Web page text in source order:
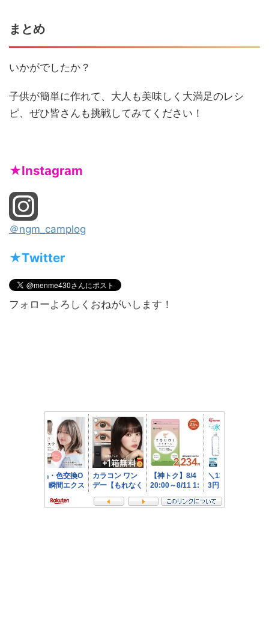
まとめ
いかがでしたか？
子供が簡単に作れて、大人も美味しく大満足のレシ
ピ、ぜひ皆さんも挑戦してみてください！
★Instagram
＠ngm_camplog
★Twitter
フォローよろしくおねがいします！